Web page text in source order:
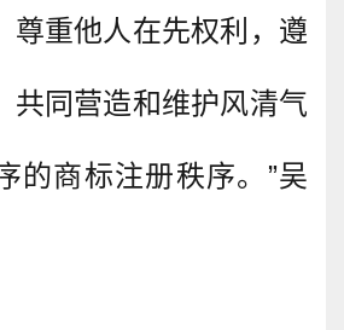
尊重他人在先权利，遵
共同营造和维护风清气
的商标注册秩序。”吴